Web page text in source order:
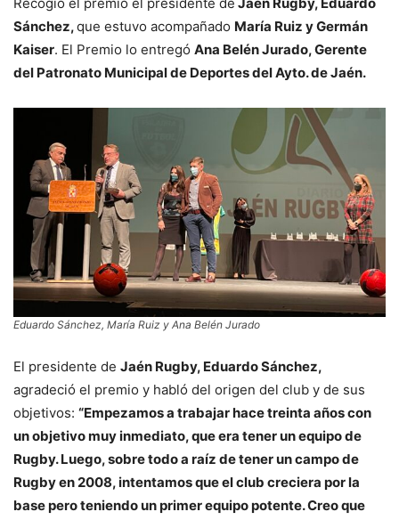
Sánchez,que estuvo acompañado María Ruiz y Germán
Kaiser. El Premio lo entregó Ana Belén Jurado, Gerente
del Patronato Municipal de Deportes del Ayto. de Jaén.
Eduardo Sánchez, María Ruiz y Ana Belén Jurado
El presidente de Jaén Rugby, Eduardo Sánchez,
agradeció el premio y habló del origen del club y de sus
objetivos: “Empezamos a trabajar hace treinta años con
un objetivo muy inmediato, que era tener un equipo de
Rugby. Luego, sobre todo a raíz de tener un campo de
Rugby en 2008, intentamos que el club creciera por la
base pero teniendo un primer equipo potente. Creo que